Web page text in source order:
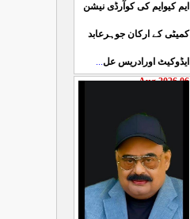
ایم کیوایم کی کوآرڈی نیشن
کمیٹی کے ارکان جوہرعابد
ایڈوکیٹ اورادریس عل...
06 Aug 2026